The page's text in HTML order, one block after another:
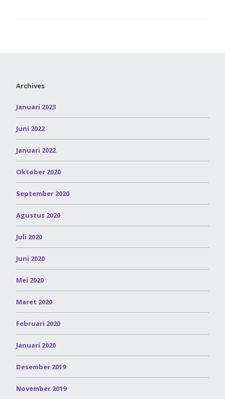
Archives
Januari 2023
Juni 2022
Januari 2022
Oktober 2020
September 2020
Agustus 2020
Juli 2020
Juni 2020
Mei 2020
Maret 2020
Februari 2020
Januari 2020
Desember 2019
November 2019